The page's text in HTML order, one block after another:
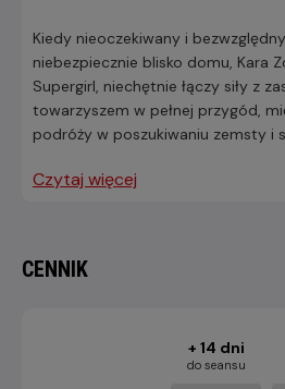
Kiedy nieoczekiwany i
niebezpiecznie blisko domu, Kara
Supergirl, niechętnie łączy siły z
towarzyszem w pełnej przygód,
podróży w poszukiwaniu zemsty i
Czytaj więcej
CENNIK
+ 14 dni
do seansu